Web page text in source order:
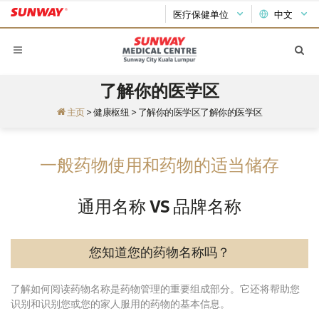
中文
医疗保健单位
了解你的医学区
主页 >健康枢纽 > 了解你的医学区了解你的医学区
一般药物使用和药物的适当储存
通用名称 VS 品牌名称
您知道您的药物名称吗？
了解如何阅读药物名称是药物管理的重要组成部分。它还将帮助您
识别和识别您或您的家人服用的药物的基本信息。